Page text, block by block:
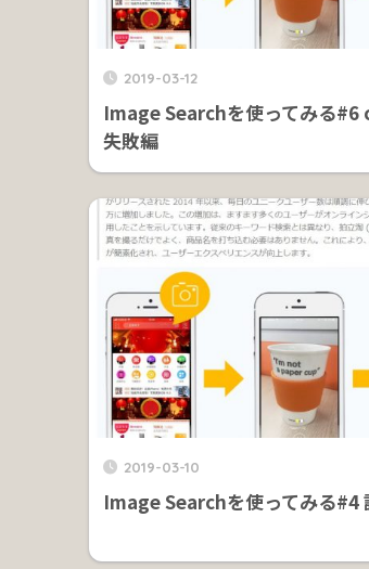
2019-03-12
Image Searchを使ってみる
失敗編
2019-03-10
Image Searchを使ってみる#4